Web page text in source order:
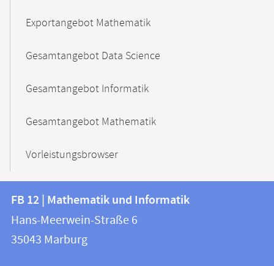
Exportangebot Mathematik
Gesamtangebot Data Science
Gesamtangebot Informatik
Gesamtangebot Mathematik
Vorleistungsbrowser
Kontakt
und
Informationen
FB
12
|
FB 12 | Mathematik und Informatik
Hans-Meerwein-Straße 6
35043 Marburg